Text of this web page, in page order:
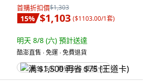
首購折扣價$1,303
15% $1,103 ($1103.00/1套)
明天 8/8 (六) 預計送達
酷澎直售 ∙ 免運 ∙ 免費退貨
满 $1,500 再省 $75 (王道卡)